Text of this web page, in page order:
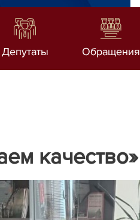
Депутаты Обращения
качество»